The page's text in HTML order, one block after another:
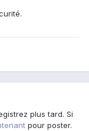
plus tard. Si
pour poster.